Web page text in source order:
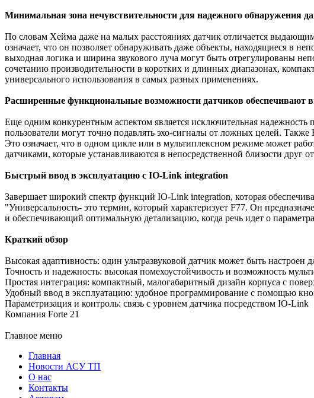
Минимальная зона нечувствительности для надежного обнаружения
По словам Хейма даже на малых расстояниях датчик отличается
означает, что он позволяет обнаруживать даже объекты, находящиеся в
выходная логика и ширина звукового луча могут быть отрегулированы
сочетанию производительности в коротких и длинных диапазонах,
универсального использования в самых разных применениях.
Расширенные функциональные возможности датчиков обеспечивают
Еще одним конкурентным аспектом является исключительная
пользователи могут точно подавлять эхо-сигналы от ложных целей.
Это означает, что в одном цикле или в мультиплексном режиме может
датчиками, которые устанавливаются в непосредственной близости друг
Быстрый ввод в эксплуатацию с IO-Link integration
Завершает широкий спектр функций IO-Link integration, которая
"Универсальность- это термин, который характеризует F77. Он
и обеспечивающий оптимальную детализацию, когда речь идет о
Краткий обзор
Высокая адаптивность: один ультразвуковой датчик может быть настроен
Точность и надежность: высокая помехоустойчивость и возможность
Простая интеграция: компактный, малогабаритный дизайн корпуса с
Удобный ввод в эксплуатацию: удобное программирование с помощью
Параметризация и контроль: связь с уровнем датчика посредством IO-Link
Компания Forte 21
Главное меню
Главная
Новости АСУ ТП
О нас
Контакты